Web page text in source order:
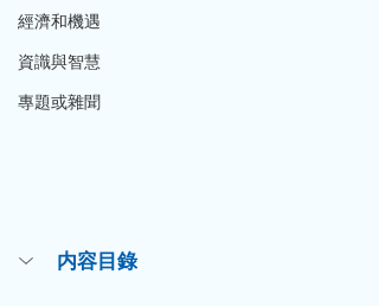
經濟和機遇
資識與智慧
專題或雜聞
内容目錄